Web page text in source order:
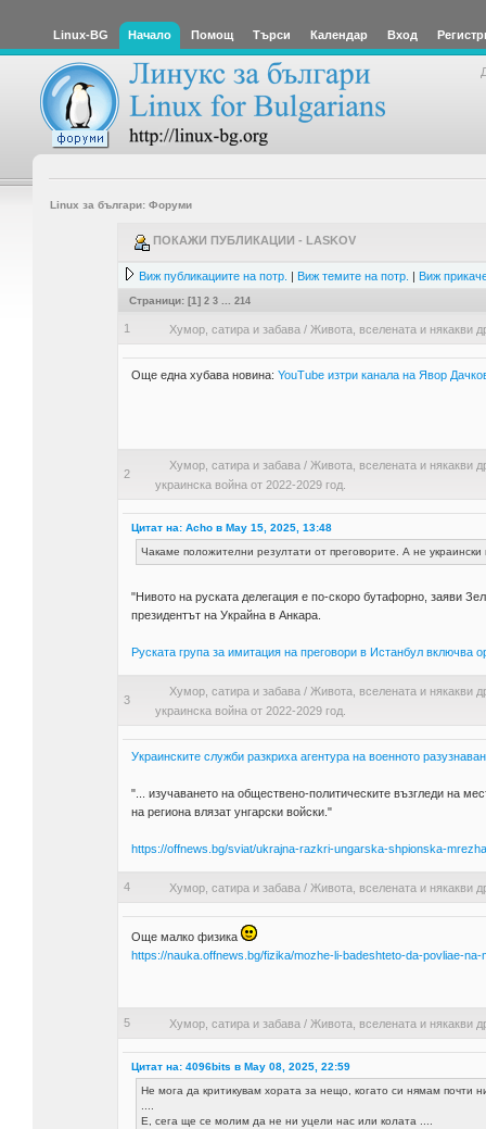
Linux-BG Начало Помощ Търси Календар Вход
Linux за българи: Форуми
ПОКАЖИ ПУБЛИКАЦИИ - LASKOV
Виж публикациите на потр. | Виж темите на потр. | Виж
Страници: [1] 2 3 214
1 Хумор, сатира и забава / Живота, вселената и някакви
Още една хубава новина: YouTube изтри канала на Явор
2
Хумор, сатира и забава / Живота, вселената и някакви
украинска война от 2022-2029 год.
Цитат на: Acho в May 15, 2025, 13:48
Чакаме положителни резултати от преговорите. А не украински
"Нивото на руската делегация е по-скоро бутафорно, заяви
президентът на Украйна в Анкара.
Руската група за имитация на преговори в Истанбул включва
3
Хумор, сатира и забава / Живота, вселената и някакви
украинска война от 2022-2029 год.
Украинските служби разкриха агентура на военното
"... изучаването на обществено-политическите възгледи на
на региона влязат унгарски войски."
https://offnews.bg/sviat/ukrajna-razkri-ungarska-shpionska-
4 Хумор, сатира и забава / Живота, вселената и някакви
Още малко физика
https://nauka.offnews.bg/fizika/mozhe-li-badeshteto-da-povliae-
5 Хумор, сатира и забава / Живота, вселената и някакви
Цитат на: 4096bits в May 08, 2025, 22:59
Не мога да критикувам хората за нещо, когато си нямам почти
....
Е, сега ще се молим да не ни уцели нас или колата ....